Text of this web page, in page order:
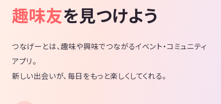
趣味友を見つけよう
つなげーとは、趣味や興味でつながるイベント・コミュニティ
アプリ。
新しい出会いが、毎日をもっと楽しくしてくれる。